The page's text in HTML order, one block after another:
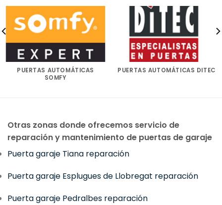
PUERTAS AUTOMÁTICAS
SOMFY
PUERTAS AUTOMÁTICAS DITEC
Otras zonas donde ofrecemos servicio de
reparación y mantenimiento de puertas de garaje
Puerta garaje Tiana reparación
Puerta garaje Esplugues de Llobregat reparación
Puerta garaje Pedralbes reparación